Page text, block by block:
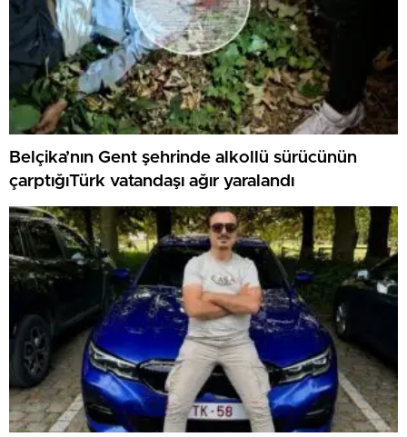
Belçika’nın Gent şehrinde alkollü sürücünün
çarptığıTürk vatandaşı ağır yaralandı